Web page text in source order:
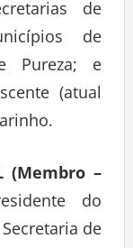
de
de
Pureza; e
(atual
(Membro –
do
de